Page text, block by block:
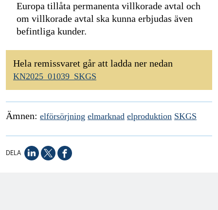
Europa tillåta permanenta villkorade avtal och
om villkorade avtal ska kunna erbjudas även
befintliga kunder.
Hela remissvaret går att ladda ner nedan
KN2025_01039_SKGS
Ämnen: elförsörjning elmarknad elproduktion SKGS
DELA